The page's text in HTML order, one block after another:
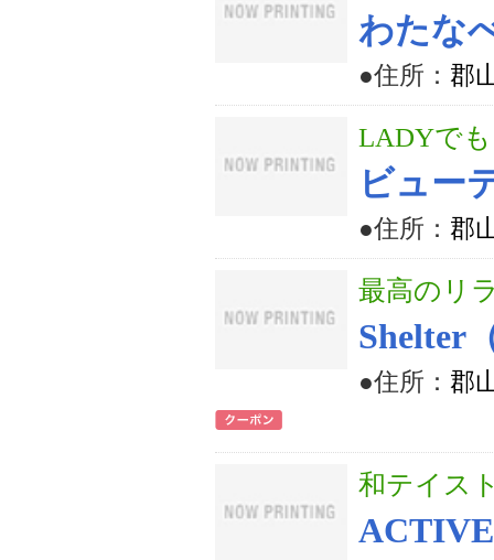
わたな
●住所： 郡
LADYで
ビュー
●住所： 郡
最高のリ
Shelter
●住所： 郡
和テイス